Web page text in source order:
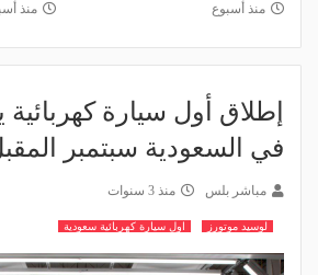
منذ أسبوع منذ
إطلاق أول سيارة كهربائية
في السعودية سبتمبر
مباشر بلس منذ 3 سنوات
لوسيد موتورز اول سيارة كهربائية سعودية